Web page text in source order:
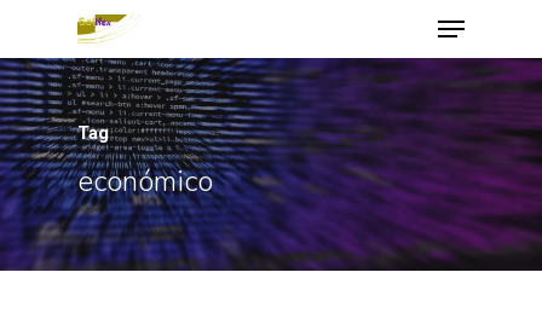
Hit enter to search or ESC to close
Tag
económico